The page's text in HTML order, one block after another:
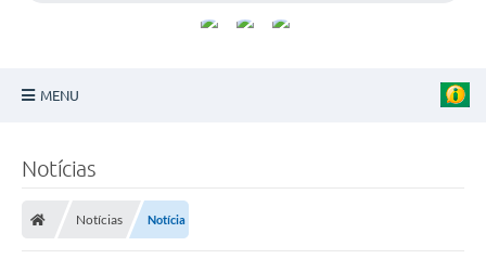
MENU
Turismo
Notícias
Notícias Notícia